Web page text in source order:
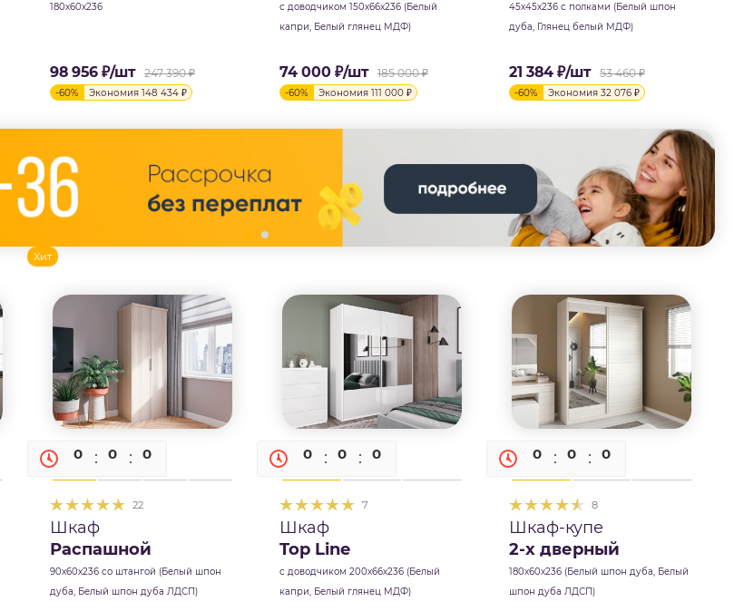
180х60х236
98 956 ₽/шт 247 390₽
-60% Экономия 148 434 ₽
с доводчиком 150х66х236 (Белый
капри, Белый глянец МДФ)
74 000 ₽/шт 185 000₽
-60% Экономия 111 000 ₽
45х45х236 с полками (Белый шпон
дуба, Глянец белый МДФ)
21 384 ₽/шт 53 460₽
-60% Экономия 32 076 ₽
Хит
0 0 0
22
Шкаф
Распашной
90х60х236 со штангой (Белый шпон
дуба, Белый шпон дуба ЛДСП)
0 0 0
7
Шкаф
Top Line
с доводчиком 200х66х236 (Белый
капри, Белый глянец МДФ)
0 0 0
8
Шкаф-купе
2-х дверный
180х60х236 (Белый шпон дуба, Белый
шпон дуба ЛДСП)